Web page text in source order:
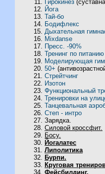
Гирокинез
Йога
Тай-бо
Бодифлекс
Дыхательная
Mixdanse
Пресс. -90%
Тренинг по питанию
Моделирующая
50+
Стрейтчинг
Изотон
Функциональный
Тренировки на
Танцевальная
Степ - интро
Зарядка.
Силовой кроссфит.
Босу.
Йогалатес
Липолитика
Бурпи.
Круговая
Фейсбилдинг.